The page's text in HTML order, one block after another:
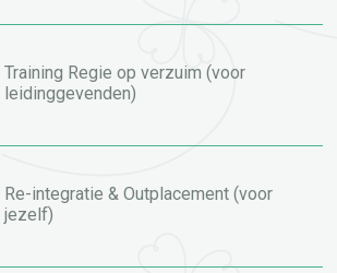
Training Regie op verzuim (voor
leidinggevenden)
Re-integratie & Outplacement (voor
jezelf)